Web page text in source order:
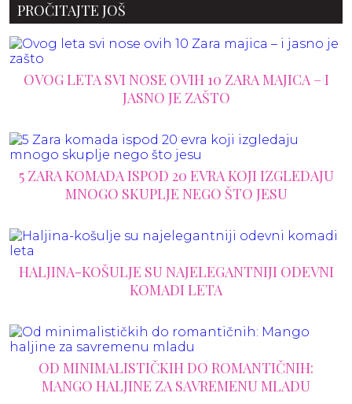
PROČITAJTE JOŠ
OVOG LETA SVI NOSE OVIH 10 ZARA MAJICA – I
JASNO JE ZAŠTO
5 ZARA KOMADA ISPOD 20 EVRA KOJI IZGLEDAJU
MNOGO SKUPLJE NEGO ŠTO JESU
HALJINA-KOŠULJE SU NAJELEGANTNIJI ODEVNI
KOMADI LETA
OD MINIMALISTIČKIH DO ROMANTIČNIH:
MANGO HALJINE ZA SAVREMENU MLADU